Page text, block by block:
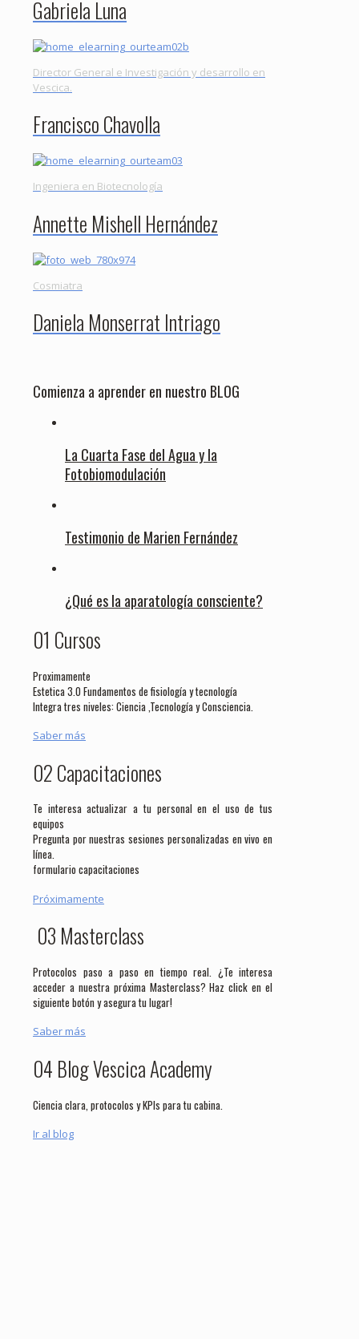
Gabriela Luna
Director General e Investigación y desarrollo en
Vescica.
Francisco Chavolla
Ingeniera en Biotecnología
Annette Mishell Hernández
Cosmiatra
Daniela Monserrat Intriago
Comienza a aprender en nuestro BLOG
La Cuarta Fase del Agua y la
Fotobiomodulación
Testimonio de Marien Fernández
¿Qué es la aparatología consciente?
01 Cursos
Proximamente
Estetica 3.0 Fundamentos de fisiología y tecnología
Integra tres niveles: Ciencia ,Tecnología y Consciencia.
Saber más
02 Capacitaciones
Te interesa actualizar a tu personal en el uso de tus
equipos
Pregunta por nuestras sesiones personalizadas en vivo en
línea.
formulario capacitaciones
Próximamente
03 Masterclass
Protocolos paso a paso en tiempo real. ¿Te interesa
acceder a nuestra próxima Masterclass? Haz click en el
siguiente botón y asegura tu lugar!
Saber más
04 Blog Vescica Academy
Ciencia clara, protocolos y KPIs para tu cabina.
Ir al blog